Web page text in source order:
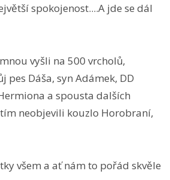
spokojenost....A jde se dál
vyšli na 500 vrcholů,
pes Dáša, syn Adámek, DD
a spousta dalších
neobjevili kouzlo Horobraní,
všem a ať nám to pořád skvěle